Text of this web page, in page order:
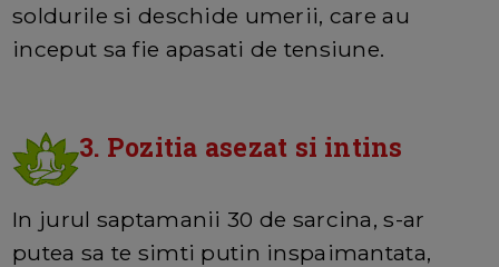
soldurile si deschide umerii, care au
inceput sa fie apasati de tensiune.
3. Pozitia asezat si intins
In jurul saptamanii 30 de sarcina, s-ar
putea sa te simti putin inspaimantata,